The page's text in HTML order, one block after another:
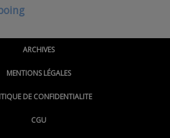
ARCHIVES
MENTIONS LÉGALES
DE CONFIDENTIALITE
CGU